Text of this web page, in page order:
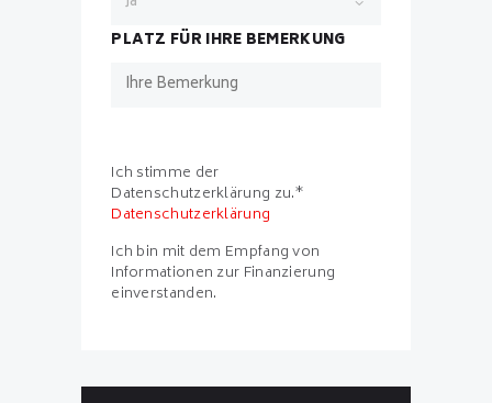
PLATZ FÜR IHRE BEMERKUNG
Ich stimme der
Datenschutzerklärung zu.*
Datenschutzerklärung
Ich bin mit dem Empfang von
Informationen zur Finanzierung
einverstanden.